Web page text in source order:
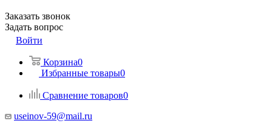
Заказать звонок
Задать вопрос
Войти
Корзина0
Избранные товары0
Сравнение товаров0
useinov-59@mail.ru